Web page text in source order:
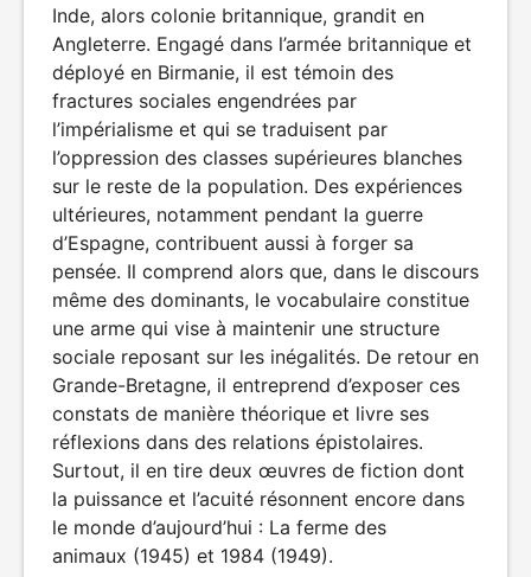
Inde, alors colonie britannique, grandit en
Angleterre. Engagé dans l’armée britannique et
déployé en Birmanie, il est témoin des
fractures sociales engendrées par
l’impérialisme et qui se traduisent par
l’oppression des classes supérieures blanches
sur le reste de la population. Des expériences
ultérieures, notamment pendant la guerre
d’Espagne, contribuent aussi à forger sa
pensée. Il comprend alors que, dans le discours
même des dominants, le vocabulaire constitue
une arme qui vise à maintenir une structure
sociale reposant sur les inégalités. De retour en
Grande-Bretagne, il entreprend d’exposer ces
constats de manière théorique et livre ses
réflexions dans des relations épistolaires.
Surtout, il en tire deux œuvres de fiction dont
la puissance et l’acuité résonnent encore dans
le monde d’aujourd’hui : La ferme des
animaux (1945) et 1984 (1949).